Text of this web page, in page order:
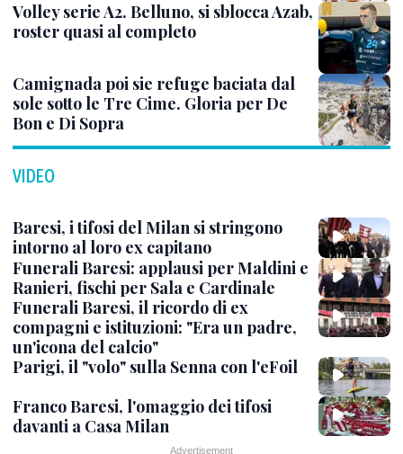
Volley serie A2. Belluno, si sblocca Azab,
roster quasi al completo
Camignada poi sie refuge baciata dal
sole sotto le Tre Cime. Gloria per De
Bon e Di Sopra
VIDEO
Baresi, i tifosi del Milan si stringono
intorno al loro ex capitano
Funerali Baresi: applausi per Maldini e
Ranieri, fischi per Sala e Cardinale
Funerali Baresi, il ricordo di ex
compagni e istituzioni: "Era un padre,
un'icona del calcio"
Parigi, il "volo" sulla Senna con l'eFoil
Franco Baresi, l'omaggio dei tifosi
davanti a Casa Milan